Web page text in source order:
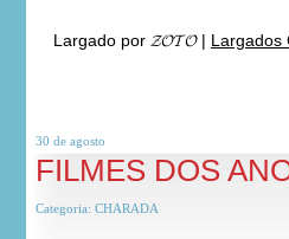
Largado por 𝓩𝓞𝓣𝓞| Largados
30 de agosto
FILMES DOS
Categoria: CHARADA